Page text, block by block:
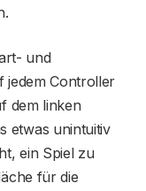
und
jedem Controller
dem linken
etwas unintuitiv
ein Spiel zu
für die